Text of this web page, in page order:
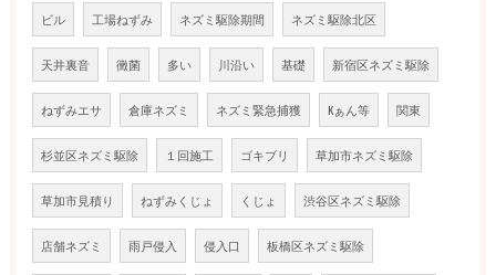
ビル 工場ねずみ ネズミ駆除期間 ネズミ駆除北区
天井裏音 黴菌 多い 川沿い 基礎 新宿区ネズミ駆除
ねずみエサ 倉庫ネズミ ネズミ緊急捕獲 Kぁん等 関東
杉並区ネズミ駆除 １回施工 ゴキブリ 草加市ネズミ駆除
草加市見積り ねずみくじょ くじょ 渋谷区ネズミ駆除
店舗ネズミ 雨戸侵入 侵入口 板橋区ネズミ駆除